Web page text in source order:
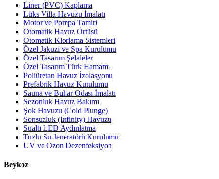
Liner (PVC) Kaplama
Lüks Villa Havuzu İmalatı
Motor ve Pompa Tamiri
Otomatik Havuz Örtüsü
Otomatik Klorlama Sistemleri
Özel Jakuzi ve Spa Kurulumu
Özel Tasarım Şelaleler
Özel Tasarım Türk Hamamı
Poliüretan Havuz İzolasyonu
Prefabrik Havuz Kurulumu
Sauna ve Buhar Odası İmalatı
Sezonluk Havuz Bakımı
Şok Havuzu (Cold Plunge)
Sonsuzluk (Infinity) Havuzu
Sualtı LED Aydınlatma
Tuzlu Su Jeneratörü Kurulumu
UV ve Ozon Dezenfeksiyon
Beykoz